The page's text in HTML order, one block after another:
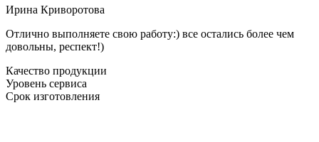
Ирина Криворотова
Отлично выполняете свою работу:) все остались более чем
довольны, респект!)
Качество продукции
Уровень сервиса
Срок изготовления